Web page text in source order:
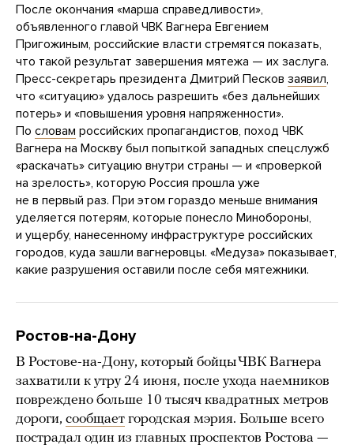
После окончания «марша справедливости»,
объявленного главой ЧВК Вагнера Евгением
Пригожиным, российские власти стремятся показать,
что такой результат завершения мятежа — их заслуга.
Пресс-секретарь президента Дмитрий Песков заявил,
что «ситуацию» удалось разрешить «без дальнейших
потерь» и «повышения уровня напряженности».
По словам российских пропагандистов, поход ЧВК
Вагнера на Москву был попыткой западных спецслужб
«раскачать» ситуацию внутри страны — и «проверкой
на зрелость», которую Россия прошла уже
не в первый раз. При этом гораздо меньше внимания
уделяется потерям, которые понесло Минобороны,
и ущербу, нанесенному инфраструктуре российских
городов, куда зашли вагнеровцы. «Медуза» показывает,
какие разрушения оставили после себя мятежники.
Ростов-на-Дону
В Ростове-на-Дону, который бойцы ЧВК Вагнера
захватили к утру 24 июня, после ухода наемников
повреждено больше 10 тысяч квадратных метров
дороги, сообщает городская мэрия. Больше всего
пострадал один из главных проспектов Ростова —